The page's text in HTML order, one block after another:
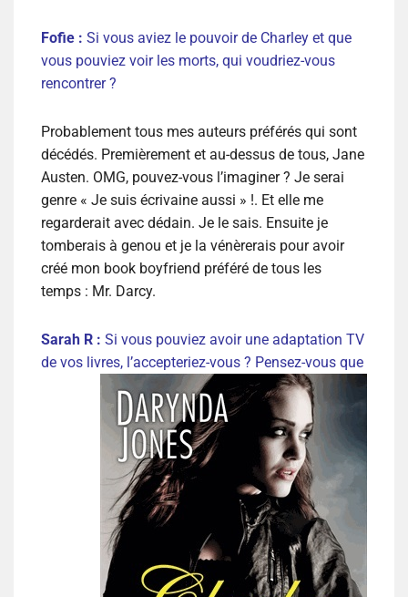
Fofie : Si vous aviez le pouvoir de Charley et que
vous pouviez voir les morts, qui voudriez-vous
rencontrer ?
Probablement tous mes auteurs préférés qui sont
décédés. Premièrement et au-dessus de tous, Jane
Austen. OMG, pouvez-vous l’imaginer ? Je serai
genre « Je suis écrivaine aussi » !. Et elle me
regarderait avec dédain. Je le sais. Ensuite je
tomberais à genou et je la vénèrerais pour avoir
créé mon book boyfriend préféré de tous les
temps : Mr. Darcy.
Sarah R : Si vous pouviez avoir une adaptation TV
de vos livres, l’accepteriez-vous ? Pensez-vous que